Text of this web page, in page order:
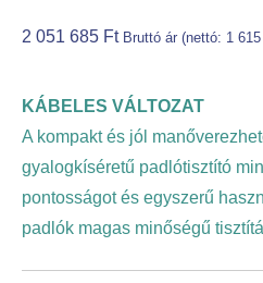
2 051 685 Ft Bruttó ár (nettó: 1
KÁBELES VÁLTOZAT
A kompakt és jól
gyalogkíséretű padlótisztító
pontosságot és egyszerű
padlók magas minőségű